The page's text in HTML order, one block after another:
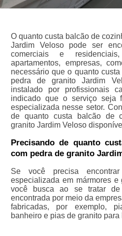
O quanto custa balcão de
Jardim Veloso pode ser
comerciais e
apartamentos, empresas,
necessário que o quanto
pedra de granito Jardim
instalado por profissionais
indicado que o serviço seja
especializada nesse setor.
de quanto custa balcão de
granito Jardim Veloso
Precisando de quanto
com pedra de granito
Se você precisa
especializada em mármores
você busca ao se tratar de
encontrada por meio da
fabricadas, por exemplo,
banheiro e pias de granito para